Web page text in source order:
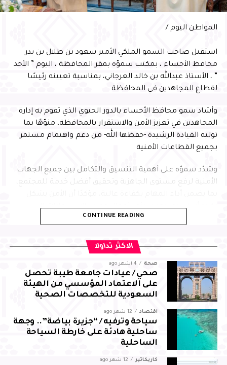
وفي ختام الحفل، سلّم سمو محافظ الأحساء شهادة السفير
الملا
المواطن اليوم /
استقبل صاحب السمو الملكي الأمير سعود بن طلال بن بدر
محافظ الأحساء ، بمكتب سموّه بمقر المحافظة ، اليوم ” الأحد
” ، الأستاذ عبدالله بن خالد العرجاني، بمناسبة تعيينه رئيسًا
لقطاع المجاهدين في المحافظة
وأشاد سمو محافظ الأحساء بالدور الحيوي الذي تقوم به إدارة
المجاهدين في تعزيز الأمن والاستقرار بالمحافظة، منوّهًا بما
توليه القيادة الرشيدة -حفظها الله- من دعم واهتمام مستمر
بجميع القطاعات الأمنية
وشدّد سموّه على أهمية التنسيق والتكامل بين جميع الجهات
الأمنية لرفع مستوى الجاهزية وتحقيق أفضل خدمة للمجتمع،
ركيزة أساسية لتعزيز بيئة الأعمال وجذب الاستثمارات إلى
المحافظة، بما يسهم في التنمية المستدامة
من جانبه، أعرب العرجاني عن شكره لسمو محافظ الأحساء على
توجيهاته واهتمامه ودعمه المستمر، مؤكدًا مضاعفة الجهود
والالتزام بالمسؤوليات المنوطة به لضمان تحقيق أفضل النتائج
لقطاع المجاهدين بالمحافظة
CONTINUE READING
الاكثر تداولا
صحة 4 أشهر ago
صحي / عيادات جامعة طيبة تحصل
على الاعتماد المؤسسي من الهيئة
السعودية للتخصصات الصحية
اقتصاد 12 شهر ago
سياحة وترفيه / “جزيرة بياضة”.. وجهة
ساحلية هادئة على خارطة السياحة
الساحلية
كاريكاتير 12 شهر ago